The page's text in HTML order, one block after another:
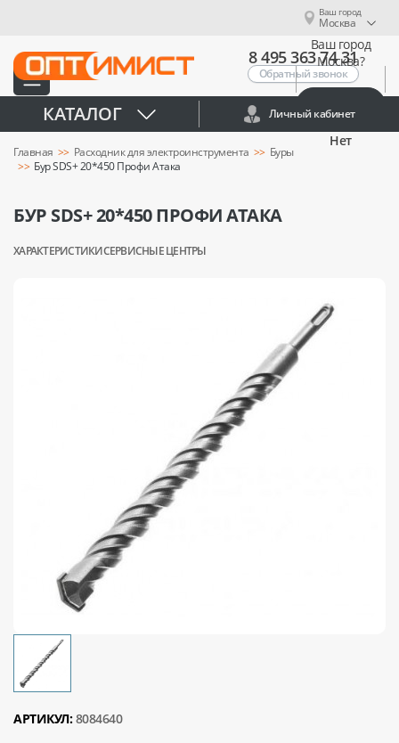
Ваш город
Москва
Ваш город
Москва?
Нет
8 495 363 74 31
Обратный звонок
КАТАЛОГ Личный кабинет
Главная Расходник для электроинструмента
Буры
Бур SDS+ 20*450 Профи Атака
БУР SDS+ 20*450 ПРОФИ АТАКА
ХАРАКТЕРИСТИКИСЕРВИСНЫЕ ЦЕНТРЫ
АРТИКУЛ: 8084640